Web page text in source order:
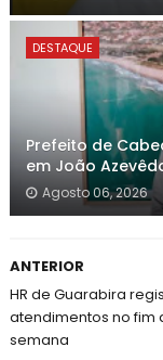
DESTAQUE
Prefeito de
em João
Agosto 06, 2026
ANTERIOR
HR de Guarabira
atendimentos no fim
semana